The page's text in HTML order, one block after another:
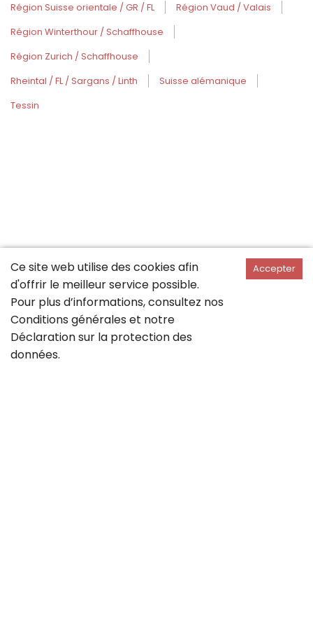
Région Suisse orientale / GR / FL
Région Vaud / Valais
Région Winterthour / Schaffhouse
Région Zurich / Schaffhouse
Rheintal / FL / Sargans / Linth
Suisse alémanique
Tessin
Ce site web utilise des cookies afin
d'offrir le meilleur service possible.
Pour plus d’informations, consultez nos
Conditions générales et notre
Déclaration sur la protection des
données.
Accepter